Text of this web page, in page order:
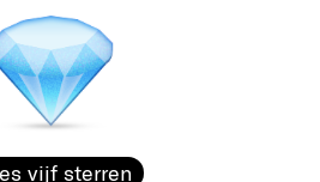
vijf sterren